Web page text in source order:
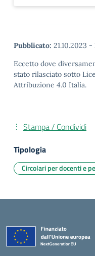
Pubblicato: 21.10.2023 -
Eccetto dove
stato rilasciato sotto
Attribuzione 4.0 Italia.
Stampa / Condividi
Tipologia
Circolari per docenti e